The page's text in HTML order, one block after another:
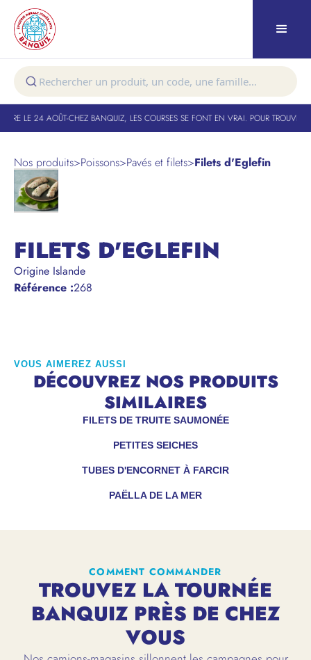
LE 24 AOÛT-CHEZ BANQUIZ, LES COURSES SE FONT EN VRAI. POUR TROUVER
Nos produits>Poissons>Pavés et filets>Filets d'Eglefin
FILETS D'EGLEFIN
Origine Islande
Référence :268
VOUS AIMEREZ AUSSI
DÉCOUVREZ NOS PRODUITS
SIMILAIRES
PETITES SEICHES
TUBES D'ENCORNET À FARCIR
PAËLLA DE LA MER
FILETS DE TRUITE SAUMONÉE
COMMENT COMMANDER
TROUVEZ LA TOURNÉE
BANQUIZ PRÈS DE CHEZ
VOUS